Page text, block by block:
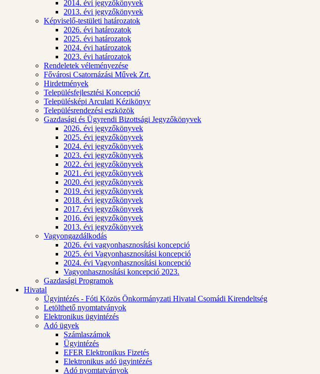
2014. évi jegyzőkönyvek
2013. évi jegyzőkönyvek
Képviselő-testületi határozatok
2026. évi határozatok
2025. évi határozatok
2024. évi határozatok
2023. évi határozatok
Rendeletek véleményezése
Fővárosi Csatornázási Művek Zrt.
Hirdetmények
Településfejlesztési Koncepció
Településképi Arculati Kézikönyv
Településrendezési eszközök
Gazdasági és Ügyrendi Bizottsági Jegyzőkönyvek
2026. évi jegyzőkönyvek
2025. évi jegyzőkönyvek
2024. évi jegyzőkönyvek
2023. évi jegyzőkönyvek
2022. évi jegyzőkönyvek
2021. évi jegyzőkönyvek
2020. évi jegyzőkönyvek
2019. évi jegyzőkönyvek
2018. évi jegyzőkönyvek
2017. évi jegyzőkönyvek
2016. évi jegyzőkönyvek
2013. évi jegyzőkönyvek
Vagyongazdálkodás
2026. évi vagyonhasznosítási koncepció
2025. évi Vagyonhasznosítási koncepció
2024. évi Vagyonhasznosítási koncepció
Vagyonhasznosítási koncepció 2023.
Gazdasági Programok
Hivatal
Ügyintézés - Fóti Közös Önkormányzati Hivatal Csomádi Kirendeltség
Letölthető nyomtatványok
Elektronikus ügyintézés
Adó ügyek
Számlaszámok
Ügyintézés
EFER Elektronikus Fizetés
Elektronikus adó ügyintézés
Adó nyomtatványok